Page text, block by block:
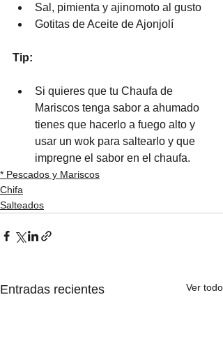
Sal, pimienta y ajinomoto al gusto
Gotitas de Aceite de Ajonjolí
Tip:
Si quieres que tu Chaufa de
Mariscos tenga sabor a ahumado
tienes que hacerlo a fuego alto y
usar un wok para saltearlo y que
impregne el sabor en el chaufa.
* Pescados y Mariscos
Chifa
Salteados
Entradas recientes Ver todo